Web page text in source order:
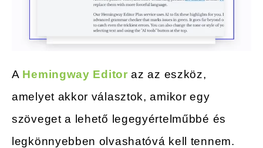
A Hemingway Editor az az eszköz,
amelyet akkor választok, amikor egy
szöveget a lehető legegyértelműbbé és
legkönnyebben olvashatóvá kell tennem.